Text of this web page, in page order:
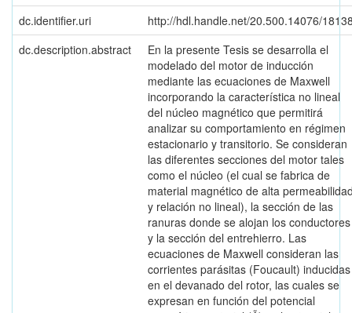
dc.identifier.uri
http://hdl.handle.net/20.500.14076/
dc.description.abstract
En la presente Tesis se desarrolla el
modelado del motor de inducción
mediante las ecuaciones de Maxwell
incorporando la característica no lineal
del núcleo magnético que permitirá
analizar su comportamiento en régimen
estacionario y transitorio. Se consideran
las diferentes secciones del motor tales
como el núcleo (el cual se fabrica de
material magnético de alta
y relación no lineal), la sección de las
ranuras donde se alojan los conductores
y la sección del entrehierro. Las
ecuaciones de Maxwell consideran las
corrientes parásitas (Foucault) inducidas
en el devanado del rotor, las cuales se
expresan en función del potencial